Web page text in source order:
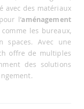
avec des matériaux
l’aménagement
comme les bureaux,
spaces. Avec une
offre de multiples
des solutions